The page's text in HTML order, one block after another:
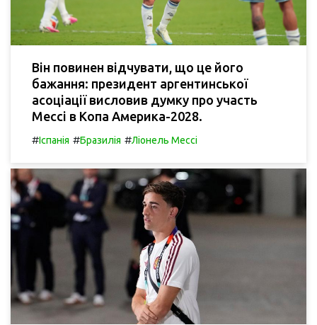
Він повинен відчувати, що це його
бажання: президент аргентинської
асоціації висловив думку про участь
Мессі в Копа Америка-2028.
#Іспанія #Бразилія #Ліонель Мессі